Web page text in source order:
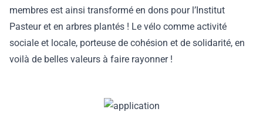
membres est ainsi transformé en dons pour l’Institut
Pasteur et en arbres plantés ! Le vélo comme activité
sociale et locale, porteuse de cohésion et de solidarité, en
voilà de belles valeurs à faire rayonner !